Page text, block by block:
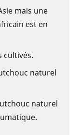
mais une
est en
cultivés.
naturel
naturel